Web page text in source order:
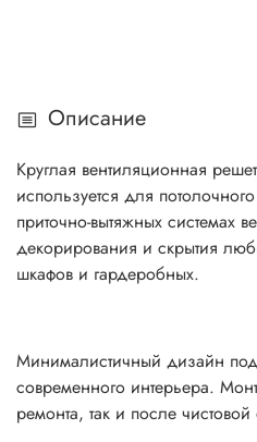
Описание
Круглая вентиляционная
используется для
приточно-вытяжных системах
декорирования и скрытия
шкафов и гардеробных.
Минималистичный дизайн
современного интерьера.
ремонта, так и после чистовой